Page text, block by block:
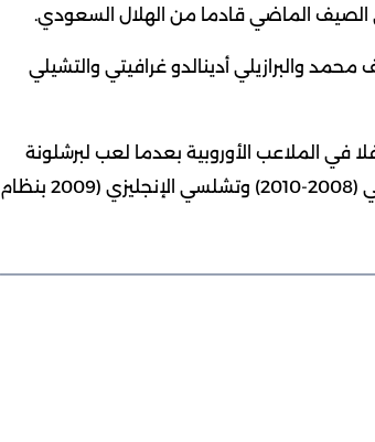
والبرازيلي أدينالدو غرافيتي والتشيلي
مسيرته مع سبورتينغ لشبونة عام 2001، سجلا حافلا في الملاعب الأوروبية بعدما لعب لبرشلونة
الإسباني (2003-2004) وبورتو البرتغالي (2004-2008 ) وإنتر ميلان الإيطالي (2008-2010) وتشلسي الإنجليزي (2009 بنظام